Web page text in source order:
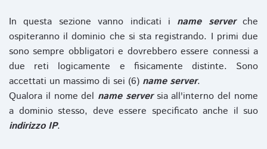
In questa sezione vanno indicati i name serverche
ospiteranno il dominio che si sta registrando. I primi due
sono sempre obbligatori e dovrebbero essere connessi a
due reti logicamente e fisicamente distinte. Sono
accettati un massimo di sei (6) name server.
Qualora il nome del name serversia all'interno del nome
a dominio stesso, deve essere specificato anche il suo
indirizzo IP.